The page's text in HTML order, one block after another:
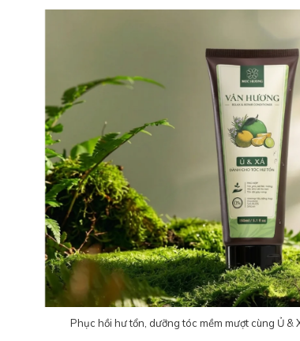
Phục hồi hư tổn, dưỡng tóc mềm mượt cùng Ủ &